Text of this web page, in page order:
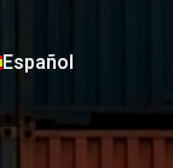
Español